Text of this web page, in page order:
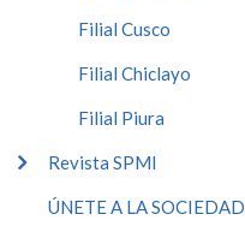
Filial Cusco
Filial Chiclayo
Filial Piura
Revista SPMI
ÚNETE A LA SOCIEDAD